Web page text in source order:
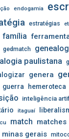
endogamia
estratégias
família
gedmatch
paulistana
genera
guerra hemeroteca
inteligência
itaguaí
match matches
minas gerais